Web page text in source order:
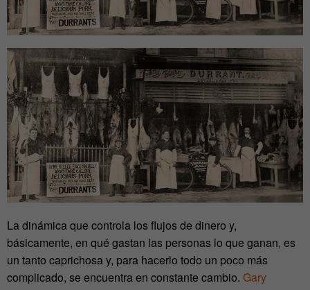
La dinámica que controla los flujos de dinero y,
básicamente, en qué gastan las personas lo que ganan, es
un tanto caprichosa y, para hacerlo todo un poco más
complicado, se encuentra en constante cambio. Gary